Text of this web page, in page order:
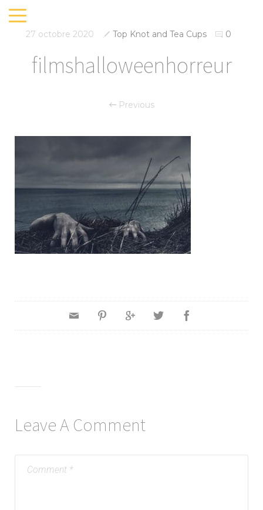
27 octobre 2020 Top Knot and Tea Cups 0
filmshalloweenhorreur
Previous
Leave A Comment